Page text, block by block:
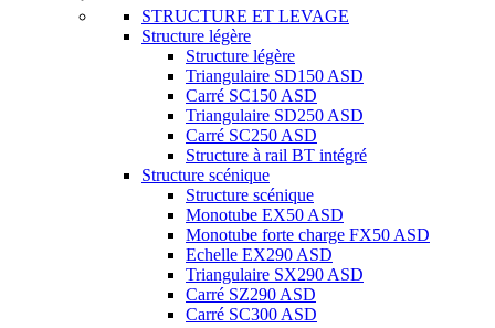
STRUCTURE ET LEVAGE
Structure légère
Structure légère
Triangulaire SD150 ASD
Carré SC150 ASD
Triangulaire SD250 ASD
Carré SC250 ASD
Structure à rail BT intégré
Structure scénique
Structure scénique
Monotube EX50 ASD
Monotube forte charge FX50 ASD
Echelle EX290 ASD
Triangulaire SX290 ASD
Carré SZ290 ASD
Carré SC300 ASD